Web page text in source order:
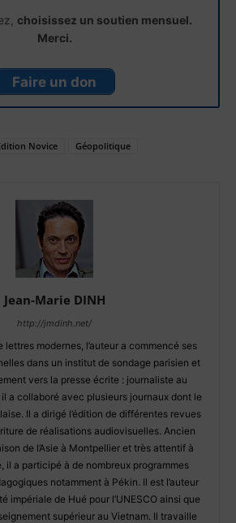
choisissez un soutien mensuel.
Merci.
Faire un don
Novice Géopolitique
Jean-Marie DINH
http://jmdinh.net/
lettres modernes, l’auteur a commencé ses
dans un institut de sondage parisien et
vers la presse écrite : journaliste au
a collaboré avec plusieurs journaux dont le
Il a dirigé l’édition de différentes revues
de réalisations audiovisuelles. Ancien
de l’Asie à Montpellier et très attentif à
il a participé à de nombreux programmes
notamment à Pékin. Il est l’auteur
impériale de Hué pour l’UNESCO ainsi que
supérieur au Vietnam. Il travaille